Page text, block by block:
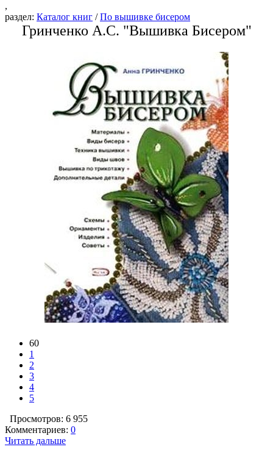
,
раздел: Каталог книг /По вышивке бисером
Гринченко А.С. "Вышивка Бисером"
60
1
2
3
4
5
Просмотров: 6 955
Комментариев: 0
Читать дальше